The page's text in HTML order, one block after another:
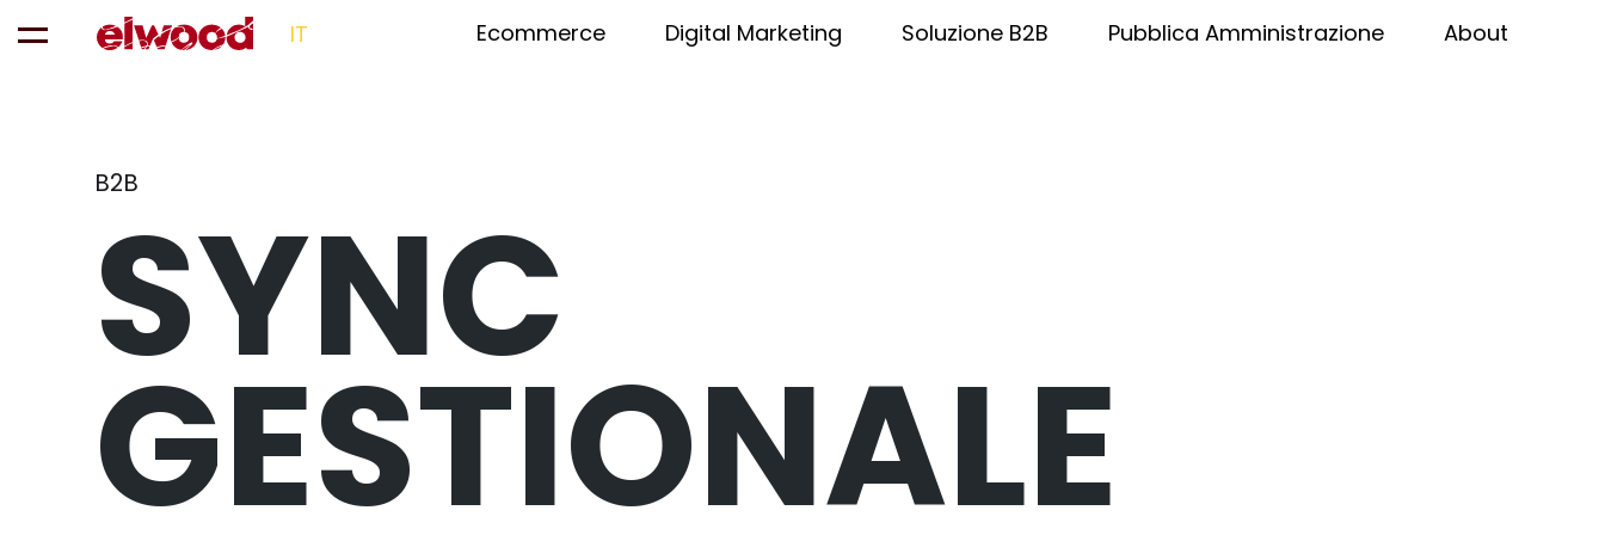
IT Ecommerce Digital Marketing Soluzione B2B Pubblica Amministrazione About
B2B
SYNC
GESTIONALE